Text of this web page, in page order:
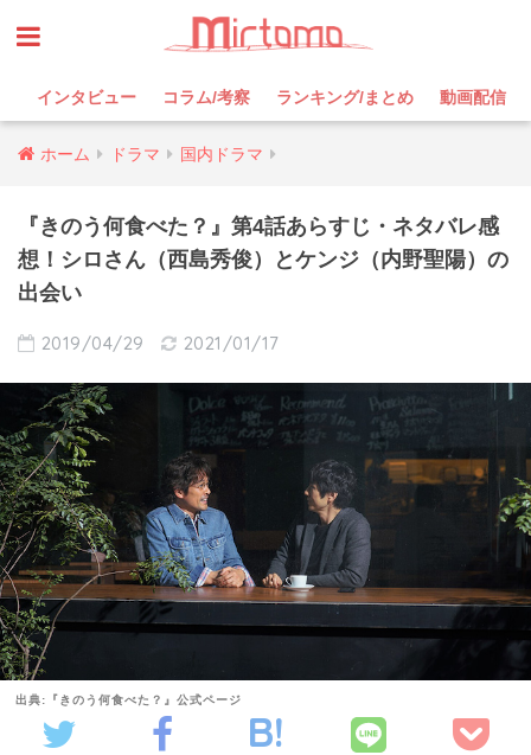
インタビュー コラム/考察 ランキング/まとめ 動画配信
ホーム ドラマ 国内ドラマ
『きのう何食べた？』第4話あらすじ・ネタバレ感
想！シロさん（西島秀俊）とケンジ（内野聖陽）の
出会い
2019/04/29 2021/01/17
出典:『きのう何食べた？』公式ページ